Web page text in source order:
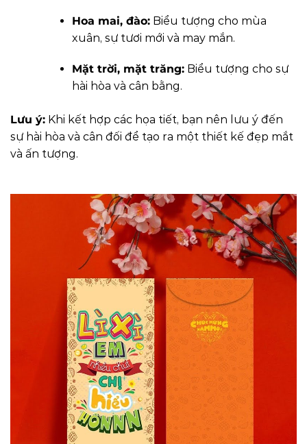
Hoa mai, đào:Biểu tượng cho mùa
xuân, sự tươi mới và may mắn.
Mặt trời, mặt trăng:Biểu tượng cho sự
hài hòa và cân bằng.
Lưu ý: Khi kết hợp các họa tiết, bạn nên lưu ý đến
sự hài hòa và cân đối để tạo ra một thiết kế đẹp mắt
và ấn tượng.